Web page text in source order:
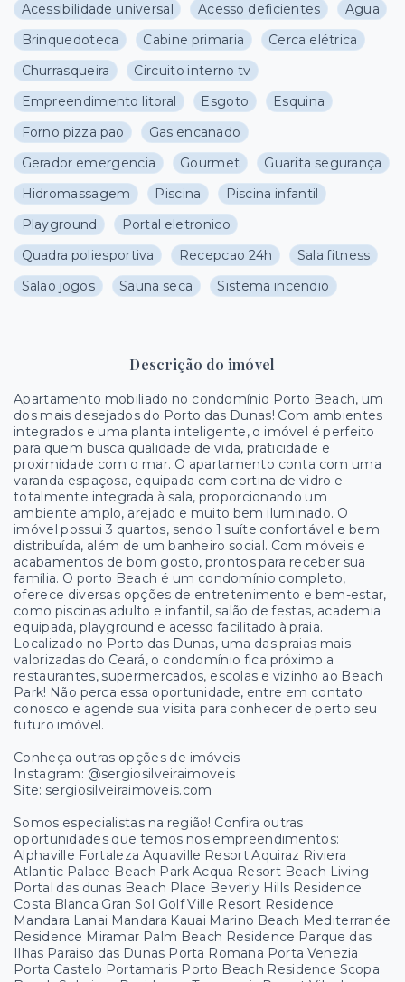
Acessibilidade universal Acesso deficientes
Agua
Brinquedoteca
Cabine primaria
Cerca elétrica
Churrasqueira
Circuito interno tv
Empreendimento litoral
Esgoto
Esquina
Forno pizza pao
Gas encanado
Gerador emergencia
Gourmet
Guarita segurança
Hidromassagem
Piscina
Piscina infantil
Playground
Portal eletronico
Quadra poliesportiva
Recepcao 24h
Sala fitness
Salao jogos
Sauna seca Sistema incendio
Descrição do imóvel
Apartamento mobiliado no condomínio Porto Beach, um
dos mais desejados do Porto das Dunas! Com ambientes
integrados e uma planta inteligente, o imóvel é perfeito
para quem busca qualidade de vida, praticidade e
proximidade com o mar. O apartamento conta com uma
varanda espaçosa, equipada com cortina de vidro e
totalmente integrada à sala, proporcionando um
ambiente amplo, arejado e muito bem iluminado. O
imóvel possui 3 quartos, sendo 1 suíte confortável e bem
distribuída, além de um banheiro social. Com móveis e
acabamentos de bom gosto, prontos para receber sua
família. O porto Beach é um condomínio completo,
oferece diversas opções de entretenimento e bem-estar,
como piscinas adulto e infantil, salão de festas, academia
equipada, playground e acesso facilitado à praia.
Localizado no Porto das Dunas, uma das praias mais
valorizadas do Ceará, o condomínio fica próximo a
restaurantes, supermercados, escolas e vizinho ao Beach
Park! Não perca essa oportunidade, entre em contato
conosco e agende sua visita para conhecer de perto seu
futuro imóvel.
Conheça outras opções de imóveis
Instagram: @sergiosilveiraimoveis
Site: sergiosilveiraimoveis.com
Somos especialistas na região! Confira outras
oportunidades que temos nos empreendimentos:
Alphaville Fortaleza Aquaville Resort Aquiraz Riviera
Atlantic Palace Beach Park Acqua Resort Beach Living
Portal das dunas Beach Place Beverly Hills Residence
Costa Blanca Gran Sol Golf Ville Resort Residence
Mandara Lanai Mandara Kauai Marino Beach Mediterranée
Residence Miramar Palm Beach Residence Parque das
Ilhas Paraiso das Dunas Porta Romana Porta Venezia
Porta Castelo Portamaris Porto Beach Residence Scopa